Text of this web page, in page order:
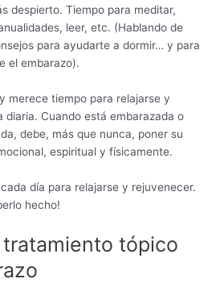
despierto. Tiempo para meditar,
leer, etc. (Hablando de
para ayudarte a dormir… y para
el embarazo).
merece tiempo para relajarse y
diaria. Cuando está embarazada o
debe, más que nunca, poner su
espiritual y físicamente.
día para relajarse y rejuvenecer.
hecho!
tópico